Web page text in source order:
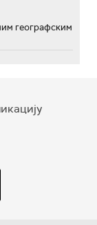
географским